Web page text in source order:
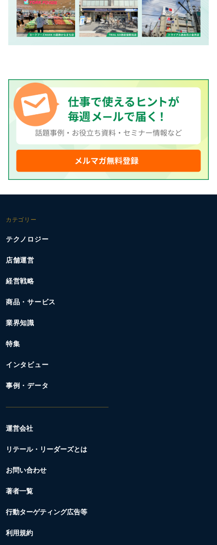
カテゴリー
テクノロジー
店舗運営
経営戦略
商品・サービス
業界知識
特集
インタビュー
事例・データ
運営会社
リテール・リーダーズとは
お問い合わせ
著者一覧
行動ターゲティング広告等
利用規約